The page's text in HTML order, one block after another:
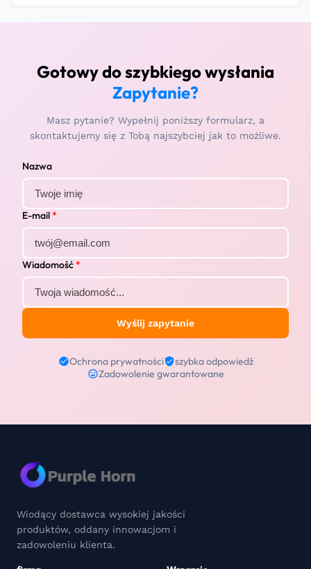
Gotowy do szybkiego wysłania
Zapytanie?
Masz pytanie? Wypełnij poniższy formularz, a
skontaktujemy się z Tobą najszybciej jak to możliwe.
Nazwa
E-mail*
Wiadomość*
Wyślij zapytanie
Ochrona prywatności
szybka odpowiedź
Zadowolenie gwarantowane
Wiodący dostawca wysokiej jakości
produktów, oddany innowacjom i
zadowoleniu klienta.